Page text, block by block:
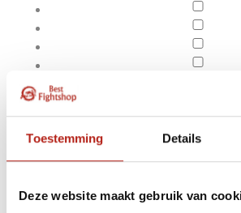
Toestemming Details
Deze website maakt gebruik van